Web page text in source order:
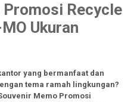
Recycle
Ukuran
yang bermanfaat dan
tema ramah lingkungan?
Memo Promosi